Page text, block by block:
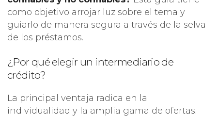
como objetivo arrojar luz sobre el tema y
guiarlo de manera segura a través de la selva
de los préstamos.
¿Por qué elegir un intermediario de
crédito?
La principal ventaja radica en la
individualidad y la amplia gama de ofertas.